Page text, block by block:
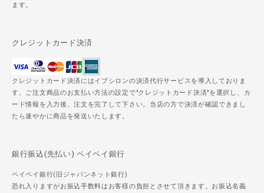
ます。
クレジットカード決済
クレジットカード決済にはイプシロンの決済代行サービスを導入しておりま
す。ご注文商品のお支払い方法の設定で"クレジットカード決済"を選択し、カ
ード情報を入力後、注文を完了して下さい。当店の方で決済が確認できまし
たら速やかに商品を発送いたします。
銀行振込(先払い) ペイペイ銀行
ペイペイ銀行(旧ジャパンネット銀行)
恐れ入りますがお振込手数料はお客様の負担とさせて頂きます。お振込名義